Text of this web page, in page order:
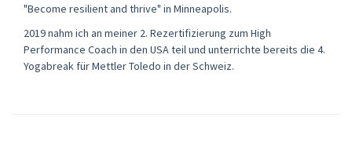
"Become resilient and thrive" in Minneapolis.
2019 nahm ich an meiner 2. Rezertifizierung zum High
Performance Coach in den USA teil und unterrichte bereits die 4.
Yogabreak für Mettler Toledo in der Schweiz.